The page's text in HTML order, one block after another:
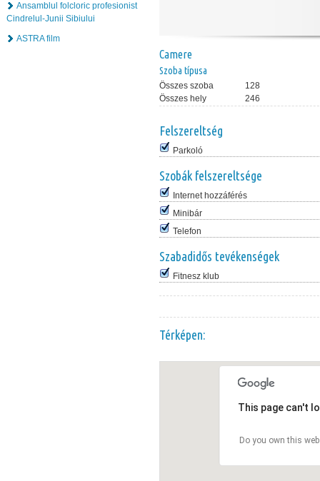
Ansamblul folcloric profesionist
Cindrelul-Junii Sibiului
ASTRA film
Camere
Szoba típusa
Összes szoba
128
Összes hely
246
Felszereltség
Parkoló
Szobák felszereltsége
Internet hozzáférés
Minibár
Telefon
Szabadidős tevékenségek
Fitnesz klub
Térképen:
This page can't
Do you own this